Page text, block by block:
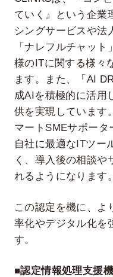
ていく』という企業
シングサービスや法
「ナレフルチャッ
様のITに関する様々
ます。また、「AI
成AIを積極的に活用
供を実現しています
マートSMEサポータ
自社に最適なITツー
く、導入後の相談や
れるようになります。
この認定を機に、よ
率化やデジタル化を
す。
■認定情報処理支援